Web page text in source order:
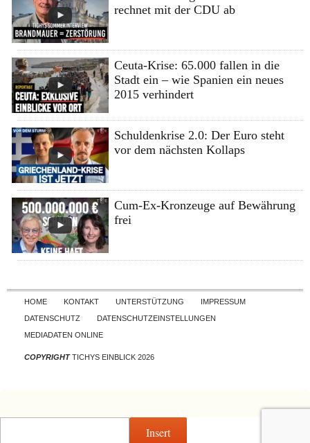
rechnet mit der CDU ab
Ceuta-Krise: 65.000 fallen in die
Stadt ein – wie Spanien ein neues
2015 verhindert
Schuldenkrise 2.0: Der Euro steht
vor dem nächsten Kollaps
Cum-Ex-Kronzeuge auf Bewährung
frei
Skip to content
HOME KONTAKT UNTERSTÜTZUNG
IMPRESSUM
DATENSCHUTZ
DATENSCHUTZEINSTELLUNGEN
MEDIADATEN ONLINE
COPYRIGHTTICHYS EINBLICK 2026
Insert